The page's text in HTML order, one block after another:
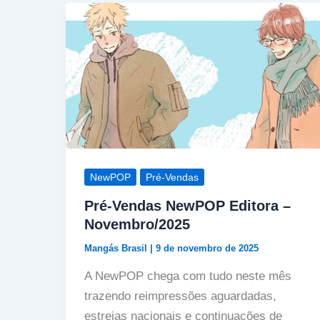
NewPOP Pré-Vendas
Pré-Vendas NewPOP Editora –
Novembro/2025
Mangás Brasil 9 de novembro de 2025
A NewPOP chega com tudo neste mês
trazendo reimpressões aguardadas,
estreias nacionais e continuações de